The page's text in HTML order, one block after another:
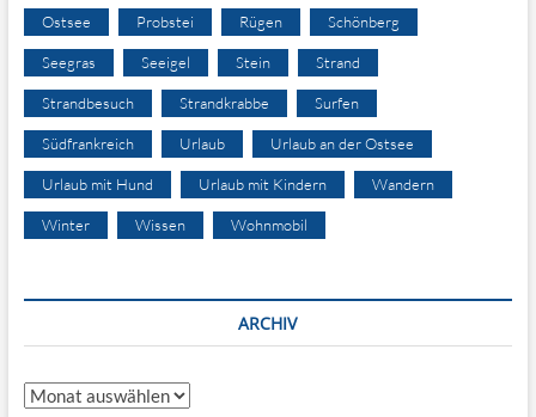
Ostsee Probstei Rügen Schönberg
Seegras Seeigel Stein Strand
Strandbesuch Strandkrabbe Surfen
Südfrankreich Urlaub Urlaub an der Ostsee
Urlaub mit Hund Urlaub mit Kindern Wandern
Winter Wissen Wohnmobil
ARCHIV
Archiv